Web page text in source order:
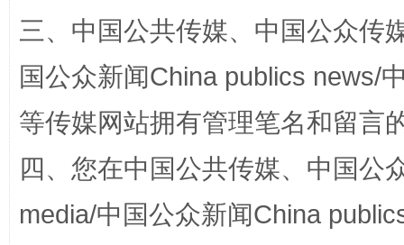
漫山遍野的桃花与雪山、麦地、白藏房 除
三、中国公共传媒、中国公众传
国公众新闻China publics news/
等传媒网站拥有管理笔名和留言
四、您在中国公共传媒、中国公
media/中国公众新闻China